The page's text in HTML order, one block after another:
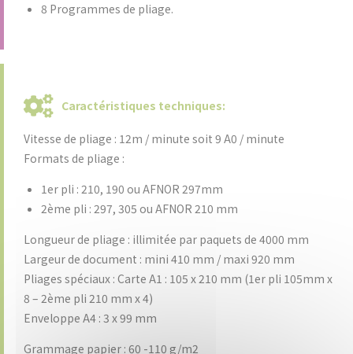
8 Programmes de pliage.
Caractéristiques techniques:
Vitesse de pliage : 12m / minute soit 9 A0 / minute
Formats de pliage :
1er pli : 210, 190 ou AFNOR 297mm
2ème pli : 297, 305 ou AFNOR 210 mm
Longueur de pliage : illimitée par paquets de 4000 mm
Largeur de document : mini 410 mm / maxi 920 mm
Pliages spéciaux : Carte A1 : 105 x 210 mm (1er pli 105mm x
8 – 2ème pli 210 mm x 4)
Enveloppe A4 : 3 x 99 mm
Grammage papier : 60 -110 g/m2